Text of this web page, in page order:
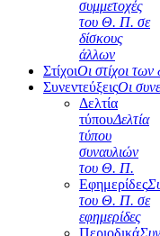
συμμετοχές
του Θ. Π. σε
δίσκους
άλλων
ΣτίχοιΟι στίχοι
ΣυνεντεύξειςΟι
Δελτία
τύπουΔελτία
τύπου
συναυλιών
του Θ. Π.
Εφημερίδες
του Θ. Π. σε
εφημερίδες